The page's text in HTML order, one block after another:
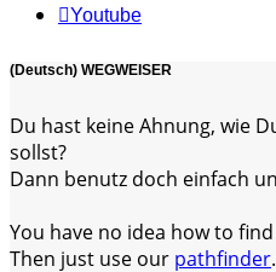
Youtube
(Deutsch) WEGWEISER
Du hast keine Ahnung, wie
sollst?
Dann benutz doch einfach
You have no idea how to
Then just use our pathfinder.